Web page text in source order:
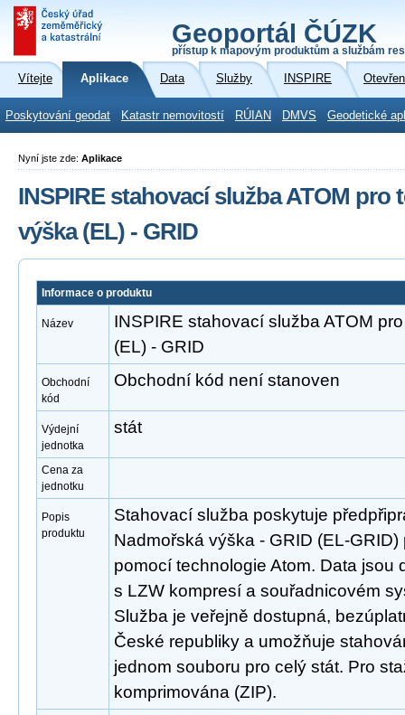
Geoportál ČÚZK
přístup k mapovým produktům a službám
Vítejte Aplikace Data Služby INSPIRE
Poskytování geodat Katastr nemovitostí RÚIAN DMVS Geodetické
Nyní jste zde: Aplikace
INSPIRE stahovací služba ATOM pro
výška (EL) - GRID
Informace o produktu
Název
INSPIRE stahovací služba ATOM
(EL) - GRID
Obchodní
kód
Obchodní kód není stanoven
Výdejní
jednotka
stát
Cena za
jednotku
Popis
produktu
Stahovací služba poskytuje
Nadmořská výška - GRID (EL-
pomocí technologie Atom. Data jsou
s LZW kompresí a souřadnicovém
Služba je veřejně dostupná,
České republiky a umožňuje
jednom souboru pro celý stát. Pro
komprimována (ZIP).